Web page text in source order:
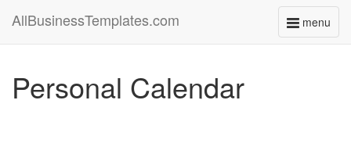
menu
Toggle
AllBusinessTemplates.com
Personal Calendar